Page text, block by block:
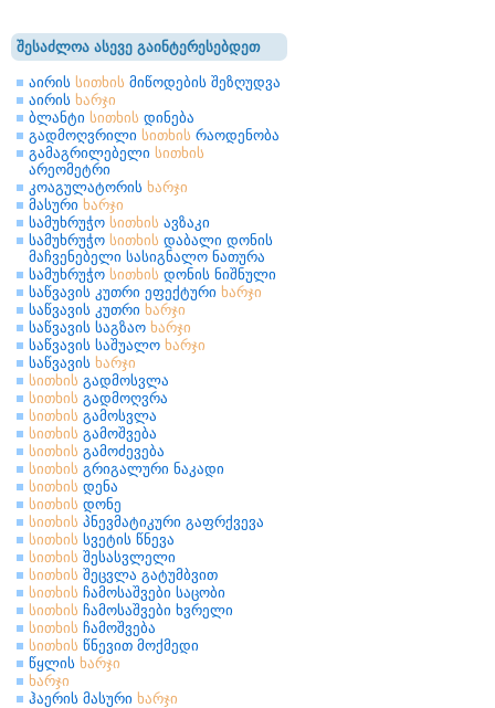
შესაძლოა ასევე გაინტერესებდეთ
აირის სითხის მიწოდების შეზღუდვა
აირის ხარჯი
ბლანტი სითხის დინება
გადმოღვრილი სითხის რაოდენობა
გამაგრილებელი სითხის
არეომეტრი
კოაგულატორის ხარჯი
მასური ხარჯი
სამუხრუჭო სითხის ავზაკი
სამუხრუჭო სითხის დაბალი დონის
მაჩვენებელი სასიგნალო ნათურა
სამუხრუჭო სითხის დონის ნიშნული
საწვავის კუთრი ეფექტური ხარჯი
საწვავის კუთრი ხარჯი
საწვავის საგზაო ხარჯი
საწვავის საშუალო ხარჯი
საწვავის ხარჯი
სითხის გადმოსვლა
სითხის გადმოღვრა
სითხის გამოსვლა
სითხის გამოშვება
სითხის გამოძევება
სითხის გრიგალური ნაკადი
სითხის დენა
სითხის დონე
სითხის პნევმატიკური გაფრქვევა
სითხის სვეტის წნევა
სითხის შესასვლელი
სითხის შეცვლა გატუმბვით
სითხის ჩამოსაშვები საცობი
სითხის ჩამოსაშვები ხვრელი
სითხის ჩამოშვება
სითხის წნევით მოქმედი
წყლის ხარჯი
ხარჯი
ჰაერის მასური ხარჯი